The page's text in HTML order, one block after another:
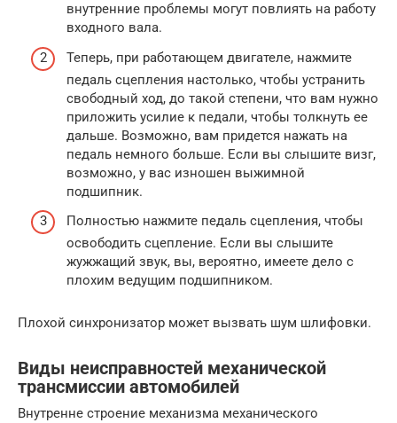
внутренние проблемы могут повлиять на работу
входного вала.
Теперь, при работающем двигателе, нажмите
педаль сцепления настолько, чтобы устранить
свободный ход, до такой степени, что вам нужно
приложить усилие к педали, чтобы толкнуть ее
дальше. Возможно, вам придется нажать на
педаль немного больше. Если вы слышите визг,
возможно, у вас изношен выжимной
подшипник.
Полностью нажмите педаль сцепления, чтобы
освободить сцепление. Если вы слышите
жужжащий звук, вы, вероятно, имеете дело с
плохим ведущим подшипником.
Плохой синхронизатор может вызвать шум шлифовки.
Виды неисправностей механической
трансмиссии автомобилей
Внутренне строение механизма механического